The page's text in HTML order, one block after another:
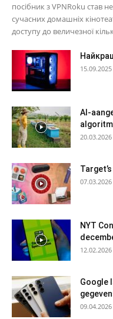
посібник з VPNRoku став
сучасних домашніх
доступу до величезної
15.09.2025
AI-
20.03.2026
07.03.2026
NYT
12.02.2026
Google
09.04.2026